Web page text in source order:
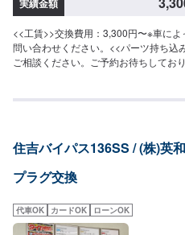
実績金額
<<工賃>>交換費用：3,300円〜※車に
問い合わせください。<<パーツ持ち込
ご相談ください。ご予約お待ちしてお
住吉バイパス136SS / (株)英
プラグ交換
代車OK カードOK ローンOK